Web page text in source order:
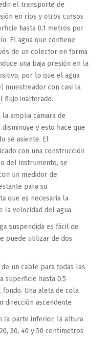
el transporte de
en ríos y otros cursos
hasta 0,1 metros por
El agua que contiene
de un colector en forma
una baja presión en la
por lo que el agua
muestreador con casi la
flujo inalterado.
amplia cámara de
y esto hace que
se asiente. El
con una construcción
del instrumento, se
un medidor de
para su
que es necesaria la
la velocidad del agua.
suspendida es fácil de
puede utilizar de dos
un cable para todas las
superficie hasta 0,5
Una aleta de cola
dirección ascendente
la parte inferior, la altura
30, 40 y 50 centímetros